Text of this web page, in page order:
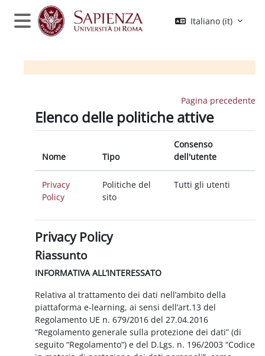
Vai al contenuto principale
Pannello laterale
Italiano ‎(it)‎
Pagina precedente
Elenco delle politiche attive
Nome Tipo
Consenso
dell'utente
Privacy
Policy
Politiche del
sito
Tutti gli utenti
Privacy Policy
Riassunto
INFORMATIVA ALL’INTERESSATO
Relativa al trattamento dei dati nell’ambito della
piattaforma e-learning, ai sensi dell’art.13 del
Regolamento UE n. 679/2016 del 27.04.2016
“Regolamento generale sulla protezione dei dati” (di
seguito “Regolamento”) e del D.Lgs. n. 196/2003 “Codice